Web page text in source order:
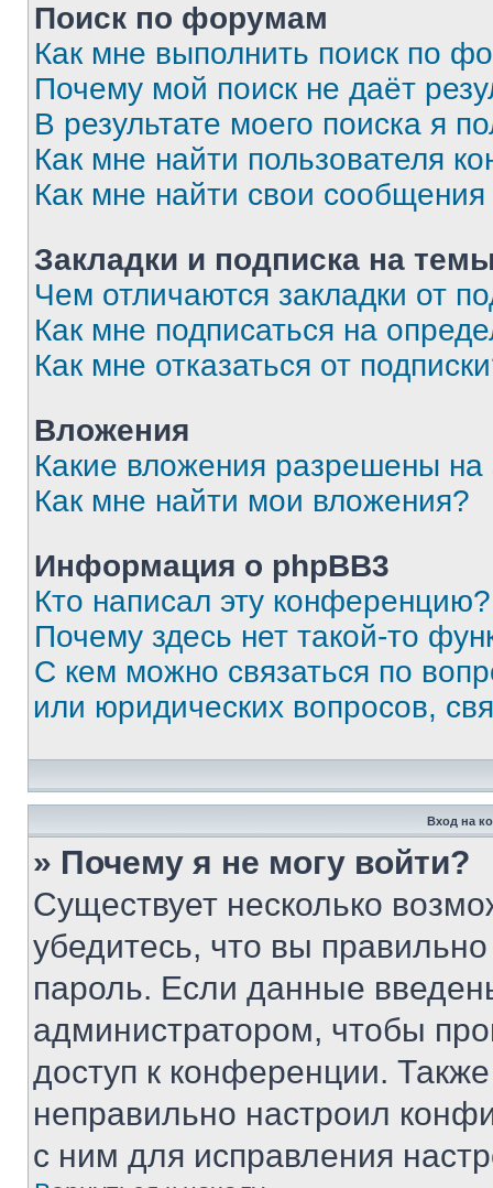
Поиск по форумам
Как мне выполнить поиск по
Почему мой поиск не даёт
В результате моего поиска я
Как мне найти пользователя
Как мне найти свои
Закладки и подписка на
Чем отличаются закладки от
Как мне подписаться на
Как мне отказаться от
Вложения
Какие вложения разрешены
Как мне найти мои вложения?
Информация о phpBB3
Кто написал эту конференцию?
Почему здесь нет такой-то
С кем можно связаться по
или юридических вопросов,
Вход на
» Почему я не могу войти?
Существует несколько
убедитесь, что вы
пароль. Если данные
администратором, чтобы
доступ к конференции.
неправильно настроил
с ним для исправления